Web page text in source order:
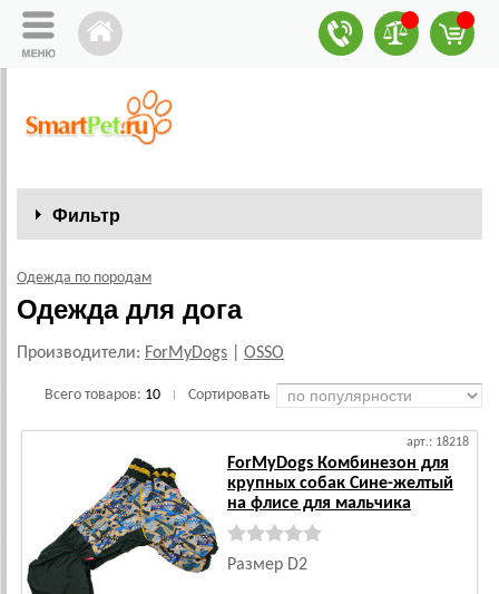
Фильтр
Одежда по породам
Одежда для дога
Производители: ForMyDogs OSSO
Всего товаров: 10 Сортировать
арт.: 18218
ForMyDogs Комбинезон для
крупных собак Сине-желтый
на флисе для мальчика
Размер D2